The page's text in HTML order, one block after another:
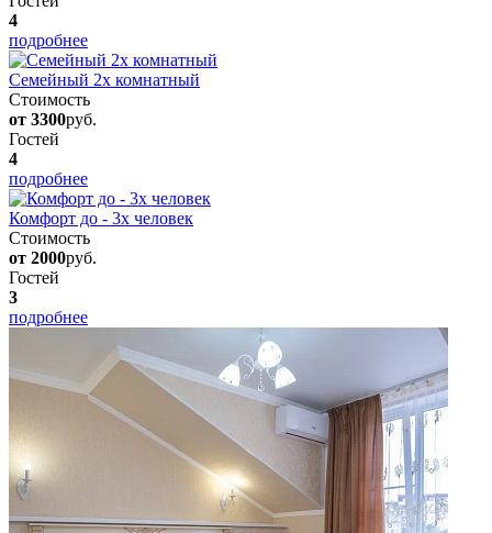
4
подробнее
Семейный 2х комнатный
Стоимость
от 3300руб.
Гостей
4
подробнее
Комфорт до - 3х человек
Стоимость
от 2000руб.
Гостей
3
подробнее